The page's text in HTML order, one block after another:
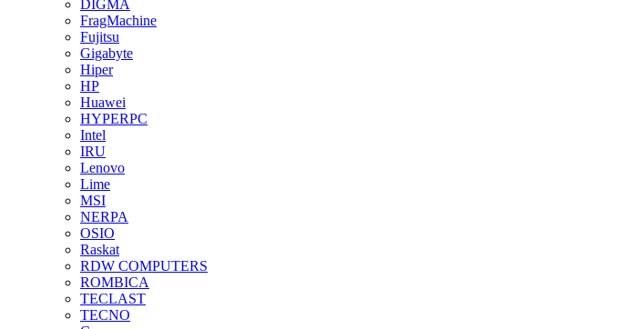
DIGMA
FragMachine
Fujitsu
Gigabyte
Hiper
HP
Huawei
HYPERPC
Intel
IRU
Lenovo
Lime
MSI
NERPA
OSIO
Raskat
RDW COMPUTERS
ROMBICA
TECLAST
TECNO